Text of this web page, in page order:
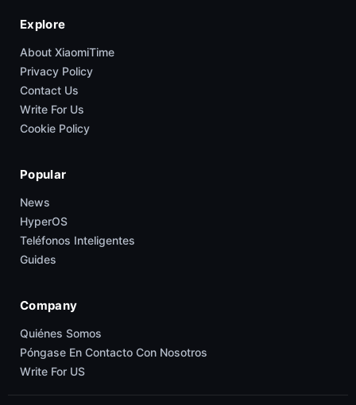
Explore
About XiaomiTime
Privacy Policy
Contact Us
Write For Us
Cookie Policy
Popular
News
HyperOS
Teléfonos Inteligentes
Guides
Company
Quiénes Somos
Póngase En Contacto Con Nosotros
Write For US